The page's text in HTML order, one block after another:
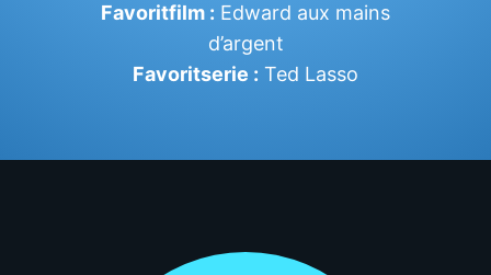
Favoritfilm : Edward aux mains
d’argent
Favoritserie : Ted Lasso